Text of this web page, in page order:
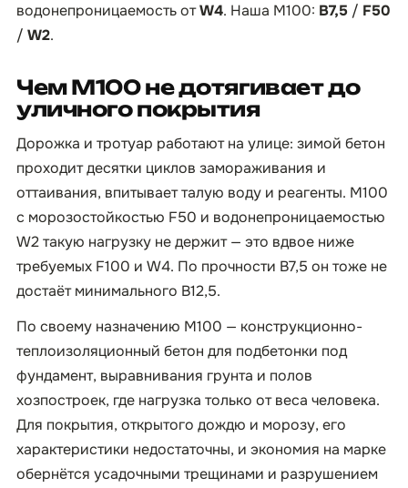
водонепроницаемость отW4. Наша М100: B7,5 / F50
/ W2.
Чем М100 не дотягивает до
уличного покрытия
Дорожка и тротуар работают на улице: зимой бетон
проходит десятки циклов замораживания и
оттаивания, впитывает талую воду и реагенты. М100
с морозостойкостью F50 и водонепроницаемостью
W2 такую нагрузку не держит — это вдвое ниже
требуемых F100 и W4. По прочности B7,5 он тоже не
достаёт минимального B12,5.
По своему назначению М100 — конструкционно-
теплоизоляционный бетон для подбетонки под
фундамент, выравнивания грунта и полов
хозпостроек, где нагрузка только от веса человека.
Для покрытия, открытого дождю и морозу, его
характеристики недостаточны, и экономия на марке
обернётся усадочными трещинами и разрушением